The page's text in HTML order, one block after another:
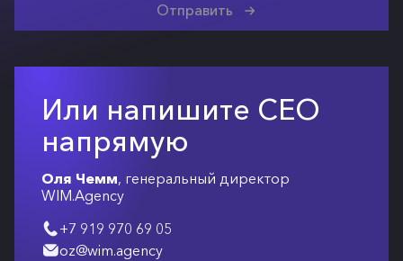
Отправить
Или напишите СЕО
напрямую
Оля Чемм, генеральный директор
WIM.Agency
+7 919 970 69 05
oz@wim.agency